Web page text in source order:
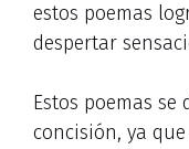
estos poemas
despertar
Estos poemas se
concisión, ya